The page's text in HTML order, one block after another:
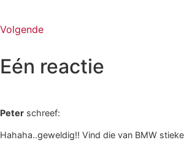
Volgende
Eén reactie
Peter schreef:
Hahaha..geweldig!! Vind die van BMW